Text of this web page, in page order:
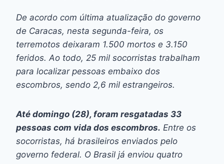
De acordo com última atualização do governo
de Caracas, nesta segunda-feira, os
terremotos deixaram 1.500 mortos e 3.150
feridos. Ao todo, 25 mil socorristas trabalham
para localizar pessoas embaixo dos
escombros, sendo 2,6 mil estrangeiros.
Até domingo (28), foram resgatadas 33
pessoas com vida dos escombros. Entre os
socorristas, há brasileiros enviados pelo
governo federal. O Brasil já enviou quatro